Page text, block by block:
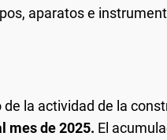
aparatos e
la actividad de la
mes de 2025. El